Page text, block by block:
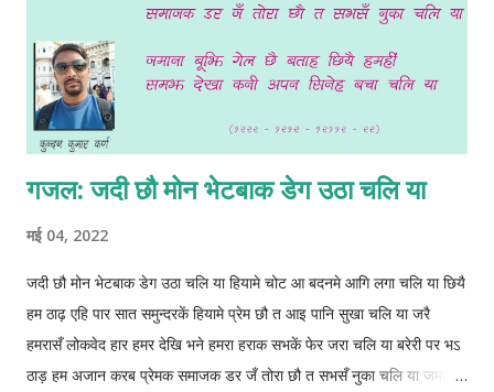
गजल: जदी छौ मोन भेटबाक डेग उठा चलि या
मई 04, 2022
जदी छौ मोन भेटबाक डेग उठा चलि या हियामे चोट आ बदनमे आगि लगा चलि या छियै
हम ठाढ़ एहि पार सात समुन्दरकें हियामे प्रेम छौ त आइ पानि सुखा चलि या जरै
हमरासँ लोकवेद हार हमर देखि भने हमरा हराक सभकें‌ फेर जरा चलि या बरेरी पर भऽ
ठाड़ हम अजान करब प्रेमक समाजक डर जँ तोरा छौ त सभसँ नुका चलि या जमाना